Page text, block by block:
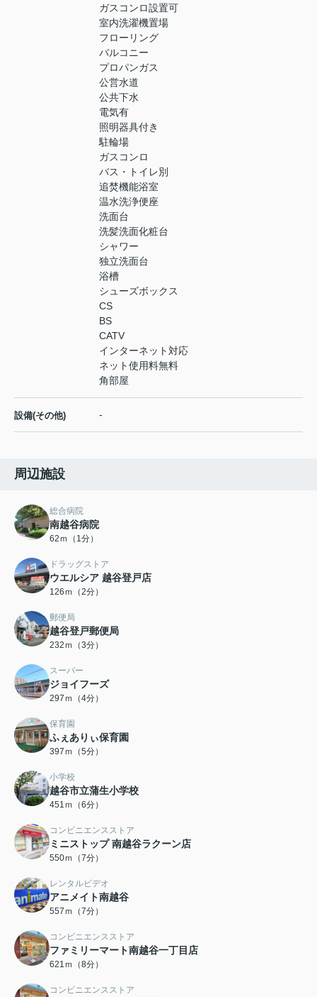
ガスコンロ設置可
室内洗濯機置場
フローリング
バルコニー
プロパンガス
公営水道
公共下水
電気有
照明器具付き
駐輪場
ガスコンロ
バス・トイレ別
追焚機能浴室
温水洗浄便座
洗面台
洗髪洗面化粧台
シャワー
独立洗面台
浴槽
シューズボックス
CS
BS
CATV
インターネット対応
ネット使用料無料
角部屋
設備(その他) -
周辺施設
総合病院
南越谷病院
62ｍ（1分）
ドラッグストア
ウエルシア 越谷登戸店
126ｍ（2分）
郵便局
越谷登戸郵便局
232ｍ（3分）
スーパー
ジョイフーズ
297ｍ（4分）
保育園
ふぇありぃ保育園
397ｍ（5分）
小学校
越谷市立蒲生小学校
451ｍ（6分）
コンビニエンスストア
ミニストップ 南越谷ラクーン店
550ｍ（7分）
レンタルビデオ
アニメイト南越谷
557ｍ（7分）
コンビニエンスストア
ファミリーマート南越谷一丁目店
621ｍ（8分）
コンビニエンスストア